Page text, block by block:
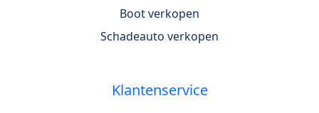
Boot verkopen
Schadeauto verkopen
Klantenservice